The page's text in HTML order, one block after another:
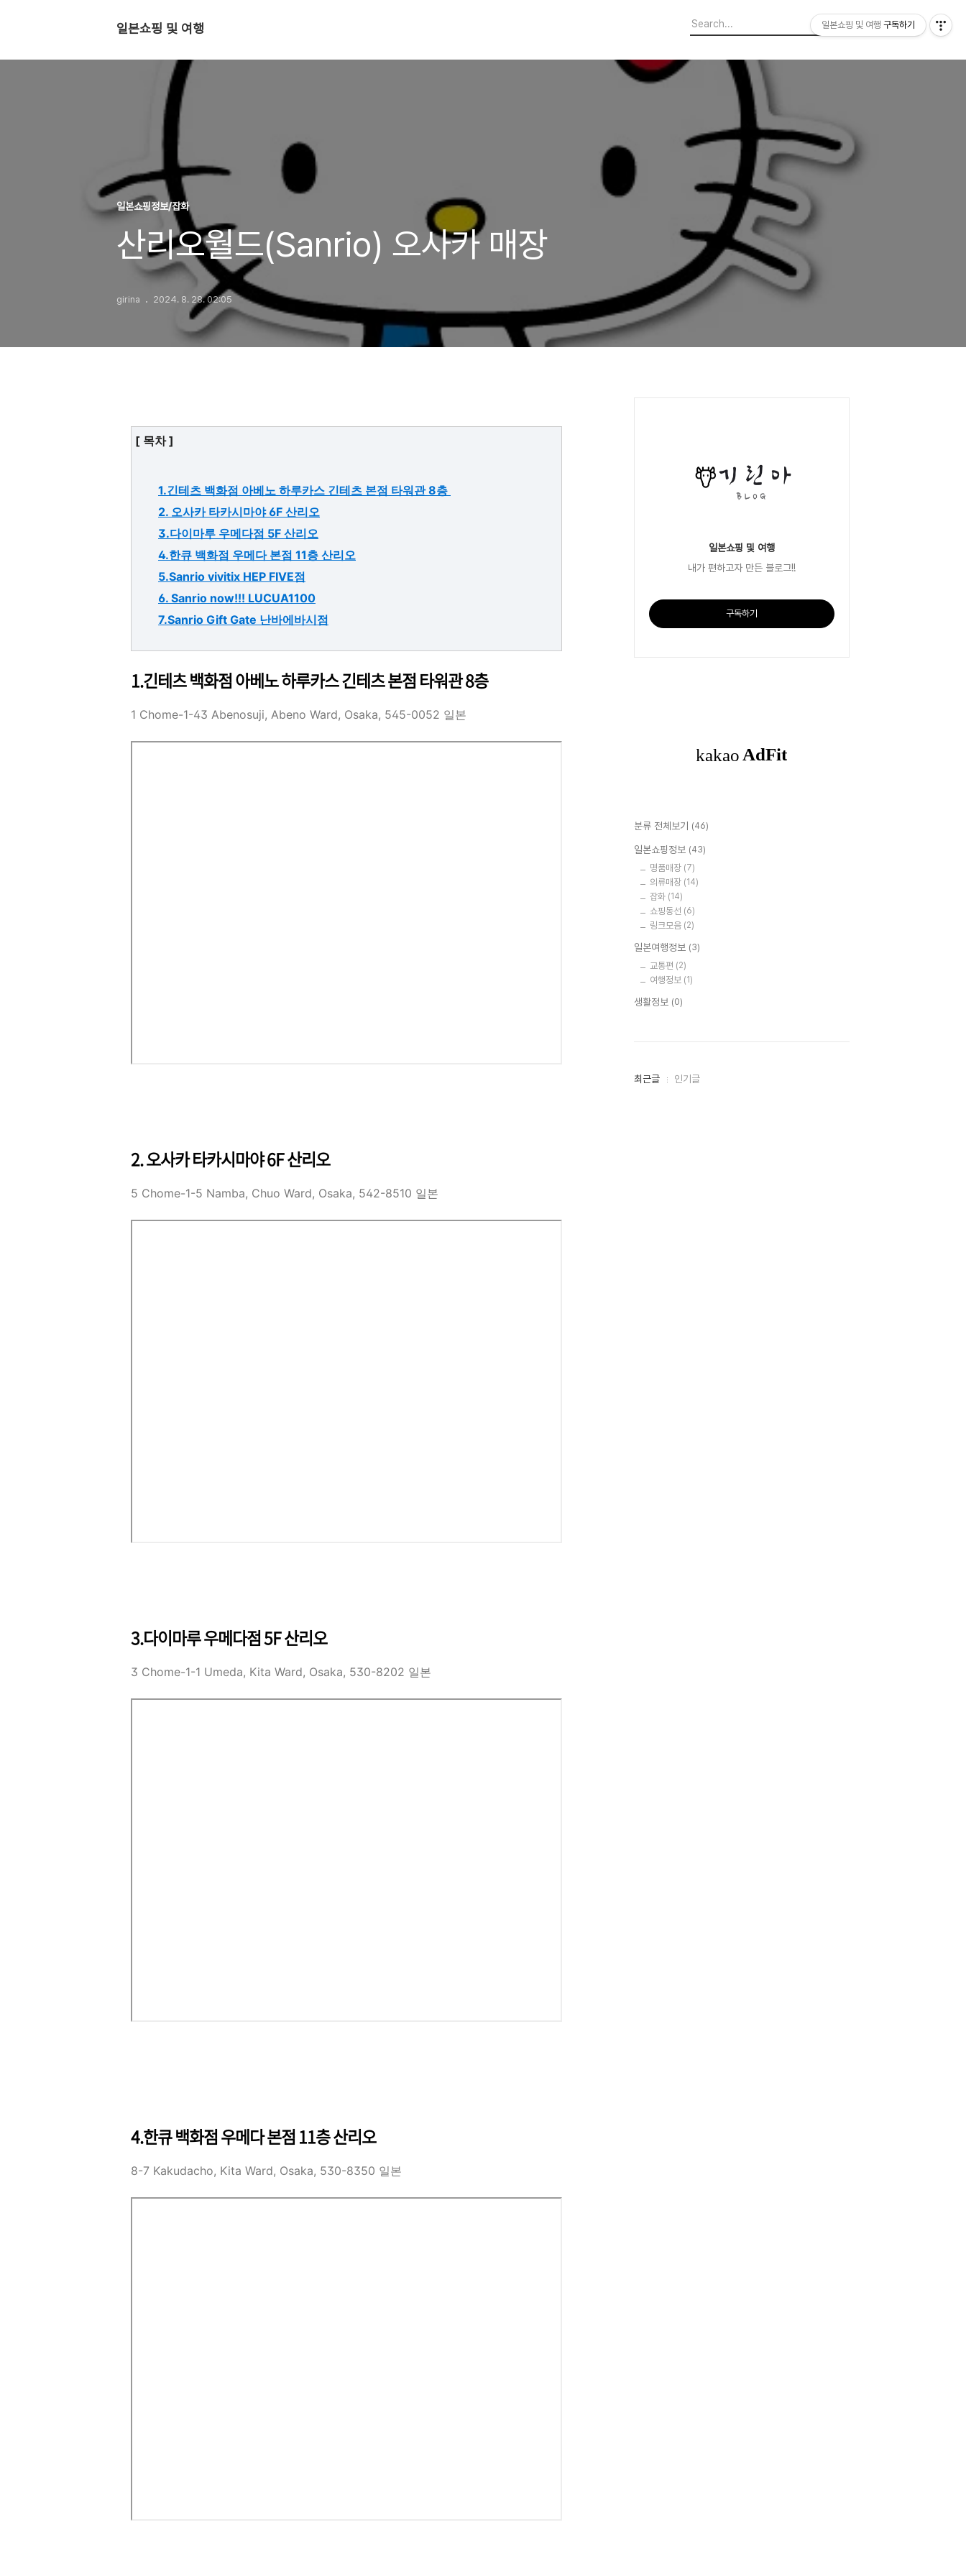
일본쇼핑 및 여행
일본쇼핑정보/잡화
산리오월드(Sanrio) 오사카 매장
girina 2024. 8. 28. 02:05
[ 목차 ]
1.긴테츠 백화점 아베노 하루카스 긴테츠 본점 타워관 8층
2. 오사카 타카시마야 6F 산리오
3.다이마루 우메다점 5F 산리오
4.한큐 백화점 우메다 본점 11층 산리오
5.Sanrio vivitix HEP FIVE점
6. Sanrio now!!! LUCUA1100
7.Sanrio Gift Gate 난바에바시점
1.긴테츠 백화점 아베노 하루카스 긴테츠 본점 타워관 8층
1 Chome-1-43 Abenosuji, Abeno Ward, Osaka, 545-0052 일본
2. 오사카 타카시마야 6F 산리오
5 Chome-1-5 Namba, Chuo Ward, Osaka, 542-8510 일본
3.다이마루 우메다점 5F 산리오
3 Chome-1-1 Umeda, Kita Ward, Osaka, 530-8202 일본
4.한큐 백화점 우메다 본점 11층 산리오
8-7 Kakudacho, Kita Ward, Osaka, 530-8350 일본
일본쇼핑 및 여행
내가 편하고자 만든 블로그!!
구독하기
분류 전체보기 (46)
일본쇼핑정보 (43)
명품매장 (7)
의류매장 (14)
잡화 (14)
쇼핑동선 (6)
링크모음 (2)
일본여행정보 (3)
교통편 (2)
여행정보 (1)
생활정보 (0)
최
최근글 인기글
일본쇼핑 및 여행 구독하기